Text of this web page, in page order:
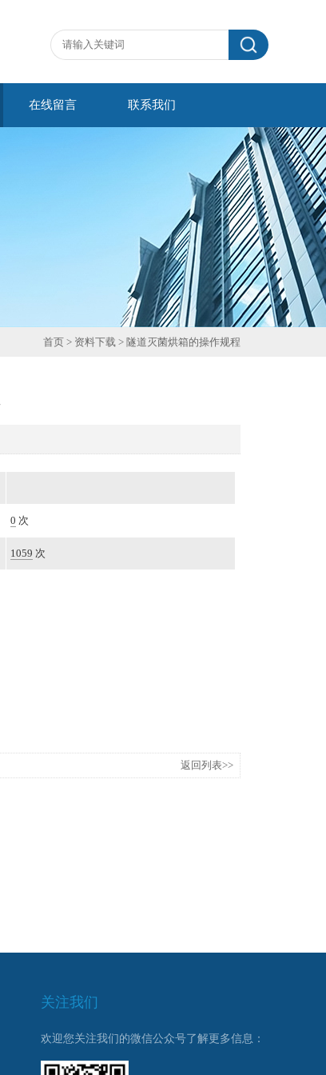
在线留言 联系我们
首页 > 资料下载 > 隧道灭菌烘箱的操作规程
0 次
1059 次
返回列表>>
关注我们
欢迎您关注我们的微信公众号了解更多信息：